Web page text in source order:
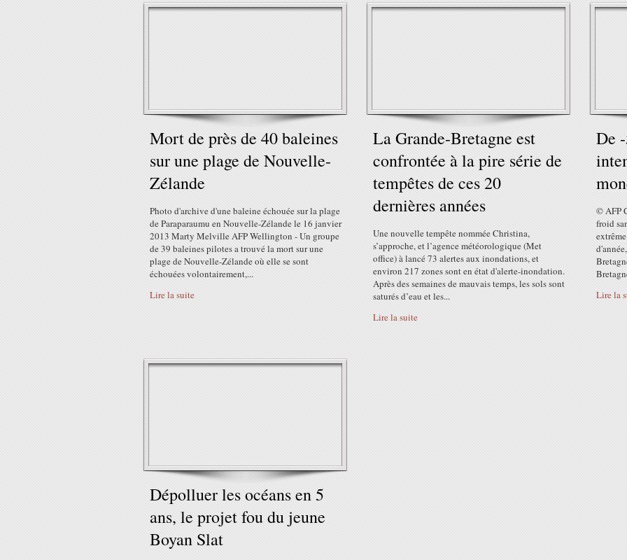
Mort de près de 40 baleines
sur une plage de Nouvelle-
Zélande
Photo d'archive d'une baleine échouée sur la plage
de Paraparaumu en Nouvelle-Zélande le 16 janvier
2013 Marty Melville AFP Wellington - Un groupe
de 39 baleines pilotes a trouvé la mort sur une
plage de Nouvelle-Zélande où elle se sont
échouées volontairement,...
Lire la suite
La Grande-Bretagne est
confrontée à la pire série de
tempêtes de ces 20
dernières années
Une nouvelle tempête nommée Christina,
s’approche, et l’agence météorologique (Met
office) à lancé 73 alertes aux inondations, et
environ 217 zones sont en état d'alerte-inondation.
Après des semaines de mauvais temps, les sols sont
saturés d’eau et les...
Lire la suite
De
© AFP
froid
Lire la
Dépolluer les océans en 5
ans, le projet fou du jeune
Boyan Slat